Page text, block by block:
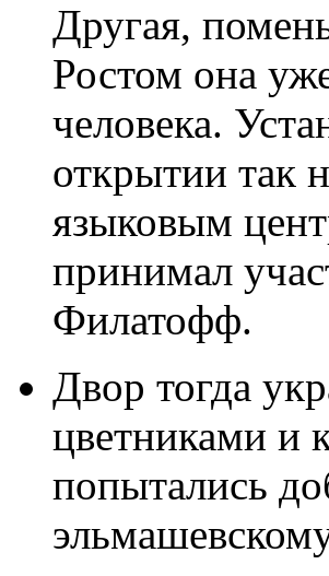
Другая,
Ростом она
человека.
открытии так
языковым
принимал
Филатофф.
Двор тогда
цветниками и
попытались